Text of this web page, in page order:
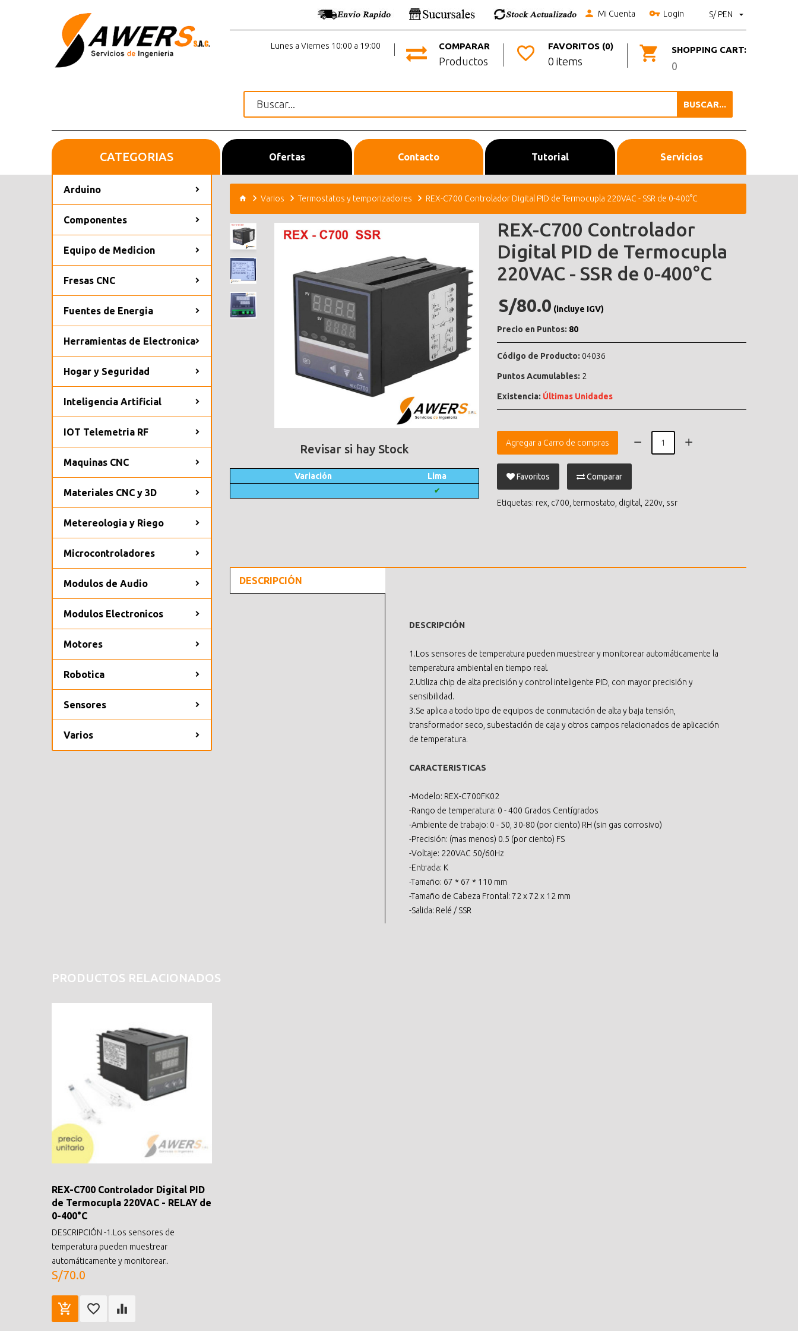
S/ PEN
Mi Cuenta Login
SHOPPING CART:
0
FAVORITOS (0)
0 items
COMPARAR
Productos
Lunes a Viernes 10:00 a 19:00
BUSCAR...
Inicio Ofertas Contacto Tutorial Servicios
CATEGORIAS
Arduino
Componentes
Equipo de Medicion
Fresas CNC
Fuentes de Energia
Herramientas de Electronica
Hogar y Seguridad
Inteligencia Artificial
IOT Telemetria RF
Maquinas CNC
Materiales CNC y 3D
Metereologia y Riego
Microcontroladores
Modulos de Audio
Modulos Electronicos
Motores
Robotica
Sensores
Varios
Varios Termostatos y temporizadores REX-C700 Controlador Digital PID de Termocupla 220VAC - SSR de 0-400°C
Revisar si hay Stock
Variación Lima
✔
REX-C700 Controlador
Digital PID de Termocupla
220VAC - SSR de 0-400°C
S/80.0 (incluye IGV)
Precio en Puntos: 80
Código de Producto: 04036
Puntos Acumulables: 2
Existencia: Últimas Unidades
Agregar a Carro de compras
Favoritos Comparar
Etiquetas: rex c700 termostato digital 220v ssr
DESCRIPCIÓN
DESCRIPCIÓN
1.Los sensores de temperatura pueden muestrear y monitorear automáticamente la
temperatura ambiental en tiempo real.
2.Utiliza chip de alta precisión y control inteligente PID, con mayor precisión y
sensibilidad.
3.Se aplica a todo tipo de equipos de conmutación de alta y baja tensión,
transformador seco, subestación de caja y otros campos relacionados de aplicación
de temperatura.
CARACTERISTICAS
-Modelo: REX-C700FK02
-Rango de temperatura: 0 - 400 Grados Centígrados
-Ambiente de trabajo: 0 - 50, 30-80 (por ciento) RH (sin gas corrosivo)
-Precisión: (mas menos) 0.5 (por ciento) FS
-Voltaje: 220VAC 50/60Hz
-Entrada: K
-Tamaño: 67 * 67 * 110 mm
-Tamaño de Cabeza Frontal: 72 x 72 x 12 mm
-Salida: Relé / SSR
PRODUCTOS RELACIONADOS
REX-C700 Controlador Digital PID
de Termocupla 220VAC - RELAY de
0-400°C
DESCRIPCIÓN -1.Los sensores de
temperatura pueden muestrear
automáticamente y monitorear..
S/70.0